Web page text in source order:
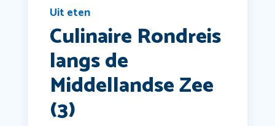
Uit eten
Culinaire Rondreis
langs de
Middellandse Zee
(3)